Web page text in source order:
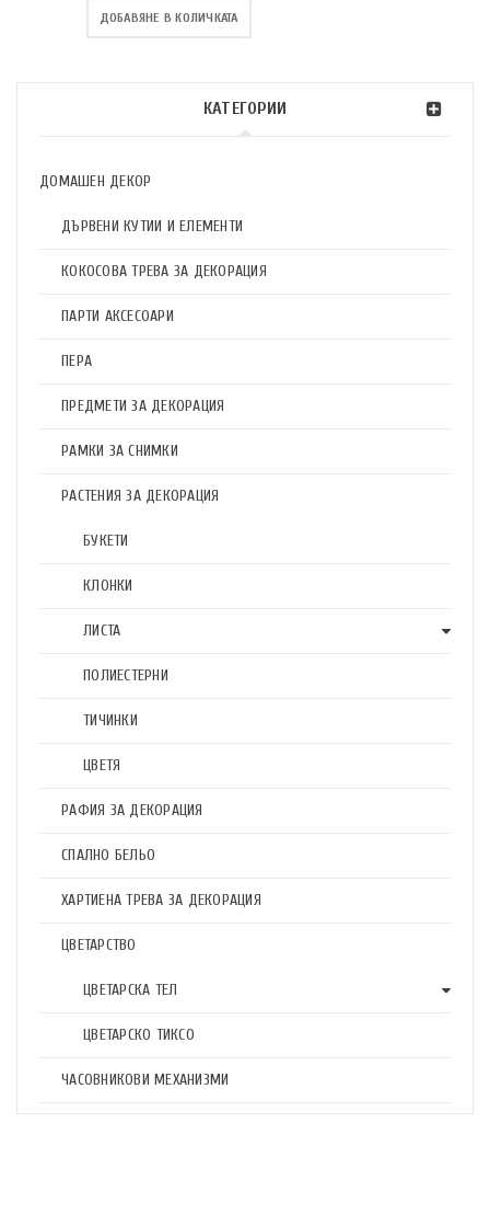
КАТЕГОРИИ
ДОМАШЕН ДЕКОР
ДЪРВЕНИ КУТИИ И ЕЛЕМЕНТИ
КОКОСОВА ТРЕВА ЗА ДЕКОРАЦИЯ
ПАРТИ АКСЕСОАРИ
ПЕРА
ПРЕДМЕТИ ЗА ДЕКОРАЦИЯ
РАМКИ ЗА СНИМКИ
РАСТЕНИЯ ЗА ДЕКОРАЦИЯ
БУКЕТИ
КЛОНКИ
ЛИСТА
ПОЛИЕСТЕРНИ
ТИЧИНКИ
ЦВЕТЯ
РАФИЯ ЗА ДЕКОРАЦИЯ
СПАЛНО БЕЛЬО
ХАРТИЕНА ТРЕВА ЗА ДЕКОРАЦИЯ
ЦВЕТАРСТВО
ЦВЕТАРСКА ТЕЛ
ЦВЕТАРСКО ТИКСО
ЧАСОВНИКОВИ МЕХАНИЗМИ
ДОБАВЯНЕ В КОЛИЧКАТА